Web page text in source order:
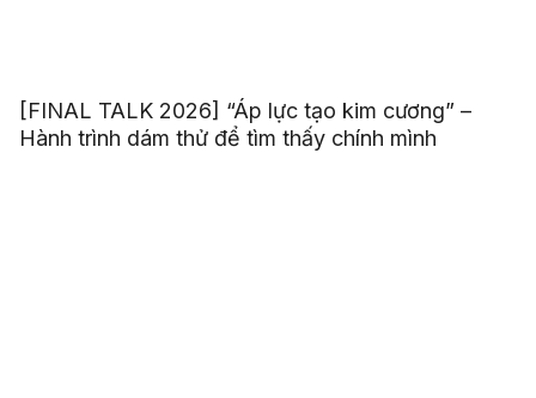
[FINAL TALK 2026] “Áp lực tạo kim cương” –
Hành trình dám thử để tìm thấy chính mình